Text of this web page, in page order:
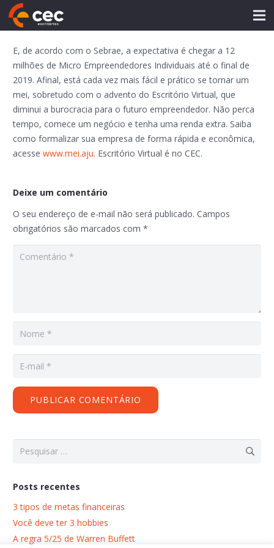
E, de acordo com o Sebrae, a expectativa é chegar a 12
milhões de Micro Empreendedores Individuais até o final de
2019. Afinal, está cada vez mais fácil e prático se tornar um
mei, sobretudo com o advento do Escritório Virtual, que
diminui a burocracia para o futuro empreendedor. Não perca
tempo, comece um negócio e tenha uma renda extra. Saiba
como formalizar sua empresa de forma rápida e econômica,
acesse www.mei.aju. Escritório Virtual é no CEC.
Deixe um comentário
O seu endereço de e-mail não será publicado. Campos
obrigatórios são marcados com *
PUBLICAR COMENTÁRIO
Pesquisar
Posts recentes
3 tipos de metas financeiras
Você deve ter 3 hobbies
A regra 5/25 de Warren Buffett